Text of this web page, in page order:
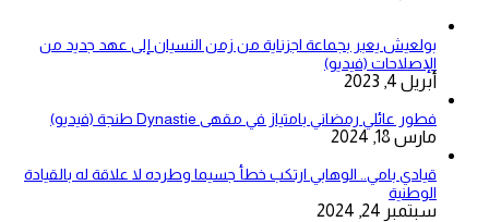
بولعيش يعبر بجماعة اجزناية من زمن النسيان إلى عهد جديد من
الإصلاحات (فيديو)
أبريل 4, 2023
فطور عائلي رمضاني بامتياز في مقهى Dynastie طنجة (فيديو)
مارس 18, 2024
قيادي بامي.. الوهابي ارتكب خطأ جسيما وطرده لا علاقة له بالقيادة
الوطنية
سبتمبر 24, 2024